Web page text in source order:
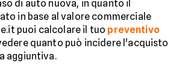
di auto nuova, in quanto il
in base al valore commerciale
puoi calcolare il tuo preventivo
quanto può incidere l'acquisto
aggiuntiva.